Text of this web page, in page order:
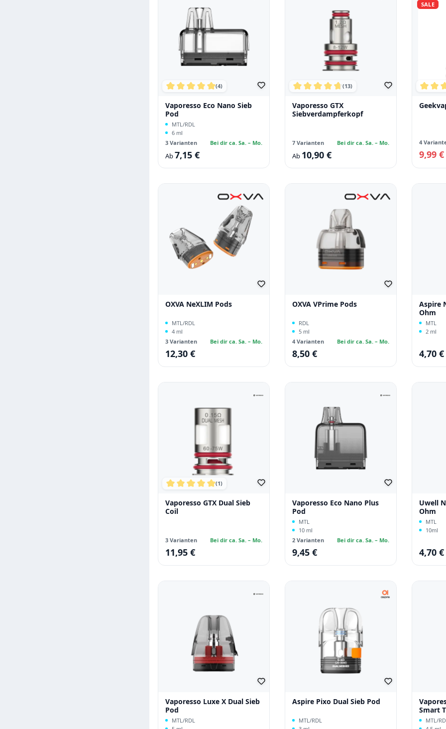
(4)
Vaporesso Eco Nano Sieb
Pod
MTL/RDL
6 ml
3 Varianten
Bei dir ca. Sa. – Mo.
Regulärer Preis:
Ab7,15 €
(13)
Vaporesso GTX
Siebverdampferkopf
7 Varianten Bei dir ca. Sa. – Mo.
Regulärer Preis:
Ab 10,90 €
SALE
4
9,99 €
OXVA NeXLIM Pods
MTL/RDL
4 ml
3 Varianten
Bei dir ca. Sa. – Mo.
Regulärer Preis:
12,30 €
OXVA VPrime Pods
RDL
5 ml
4 Varianten
Bei dir ca. Sa. – Mo.
Regulärer Preis:
8,50 €
Aspire
Ohm
MTL
2 ml
Regulärer
4,70 €
(1)
Vaporesso GTX Dual Sieb
Coil
3 Varianten Bei dir ca. Sa. – Mo.
Regulärer Preis:
11,95 €
Vaporesso Eco Nano Plus
Pod
MTL
10 ml
2 Varianten
Bei dir ca. Sa. – Mo.
Regulärer Preis:
9,45 €
Uwell
Ohm
MTL
10ml
Regulärer
4,70 €
Vaporesso Luxe X Dual Sieb
Pod
MTL/RDL
Aspire Pixo Dual Sieb Pod
MTL/RDL
Smart
MTL/